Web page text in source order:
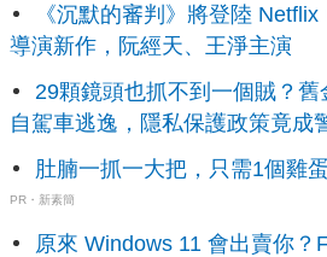
《沉默的審判》將登陸 Netflix
導演新作，阮經天、王淨主演
29顆鏡頭也抓不到一個賊？
自駕車逃逸，隱私保護政策竟成
肚腩一抓一大把，只需1個雞
PR・新素簡
原來 Windows 11 會出賣你？